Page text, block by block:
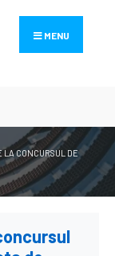
MENU
LA CONCURSUL DE